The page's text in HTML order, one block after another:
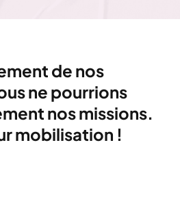
de nos
ne pourrions
nos missions.
mobilisation !